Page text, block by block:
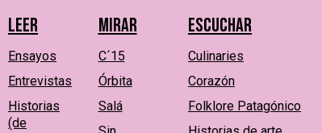
Leer
Ensayos
Entrevistas
Historias
(de
Mirar
C´15
Órbita
Salá
Escuchar
Culinaries
Corazón
Folklore Patagónico